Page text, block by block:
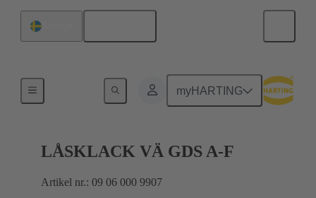
myHARTING
LÅSKLACK VÄ GDS A-F
Artikel nr.: 09 06 000 9907